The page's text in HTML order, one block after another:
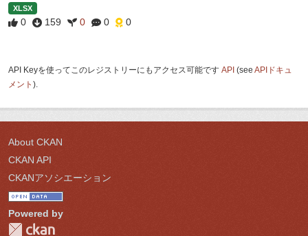
XLSX
0 159 0 0 0
API Keyを使ってこのレジストリーにもアクセス可能です API (see APIドキュ
メント ).
About CKAN
CKAN API
CKANアソシエーション
Powered by